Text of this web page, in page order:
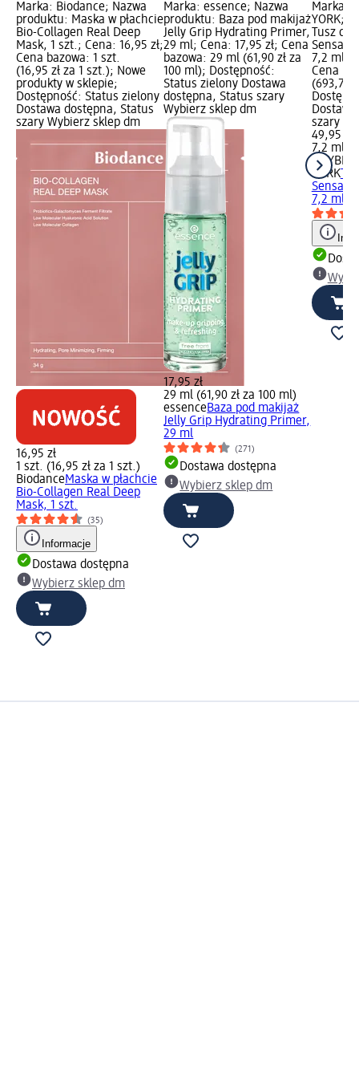
Marka: Biodance; Nazwa
produktu: Maska w płachcie
Bio-Collagen Real Deep
Mask, 1 szt.; Cena: 16,95 zł;
Cena bazowa: 1 szt.
(16,95 zł za 1 szt.); Nowe
produkty w sklepie;
Dostępność: Status zielony
Dostawa dostępna, Status
szary Wybierz sklep dm
16,95 zł
1 szt. (16,95 zł za 1 szt.)
BiodanceMaska w płachcie
Bio-Collagen Real Deep
Mask, 1 szt.
(35)
Informacje
Dostawa dostępna
Wybierz sklep dm
Marka: essence; Nazwa
produktu: Baza pod makijaż
Jelly Grip Hydrating Primer,
29 ml; Cena: 17,95 zł; Cena
bazowa: 29 ml (61,90 zł za
100 ml); Dostępność:
Status zielony Dostawa
dostępna, Status szary
Wybierz sklep dm
17,95 zł
29 ml (61,90 zł za 100 ml)
essenceBaza pod makijaż
Jelly Grip Hydrating Primer,
29 ml
(271)
Dostawa dostępna
Wybierz sklep dm
Marka:
YORK;
Tusz do
7,2 ml;
Cena
(693,75
szary
49,95 zł
7,2 ml
YORK
7,2 ml